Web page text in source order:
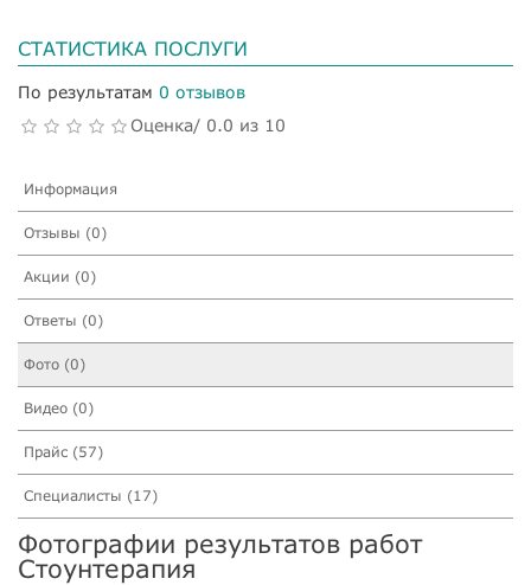
СТАТИСТИКА ПОСЛУГИ
По результатам 0 отзывов
Оценка/ 0.0 из 10
Информация
Отзывы (0)
Акции (0)
Ответы (0)
Фото (0)
Видео (0)
Прайс (57)
Специалисты (17)
Фотографии результатов работ
Стоунтерапия